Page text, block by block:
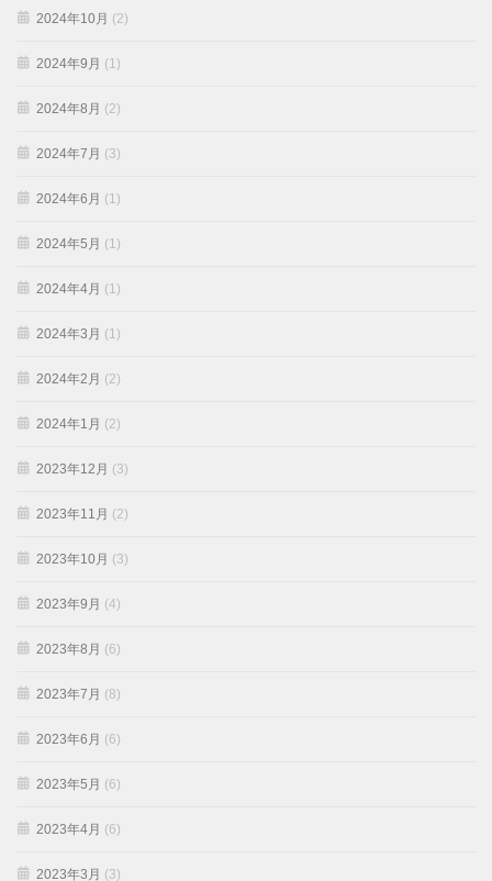
2024年10月 (2)
2024年9月 (1)
2024年8月 (2)
2024年7月 (3)
2024年6月 (1)
2024年5月 (1)
2024年4月 (1)
2024年3月 (1)
2024年2月 (2)
2024年1月 (2)
2023年12月 (3)
2023年11月 (2)
2023年10月 (3)
2023年9月 (4)
2023年8月 (6)
2023年7月 (8)
2023年6月 (6)
2023年5月 (6)
2023年4月 (6)
2023年3月 (3)